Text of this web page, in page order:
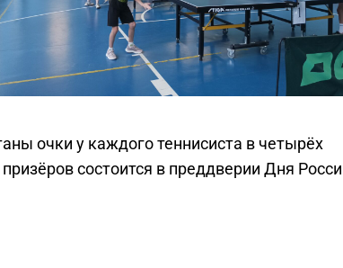
очки у каждого теннисиста в четырёх
состоится в преддверии Дня